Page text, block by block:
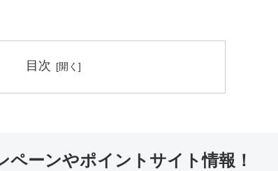
目次
ーンやポイントサイト情報！